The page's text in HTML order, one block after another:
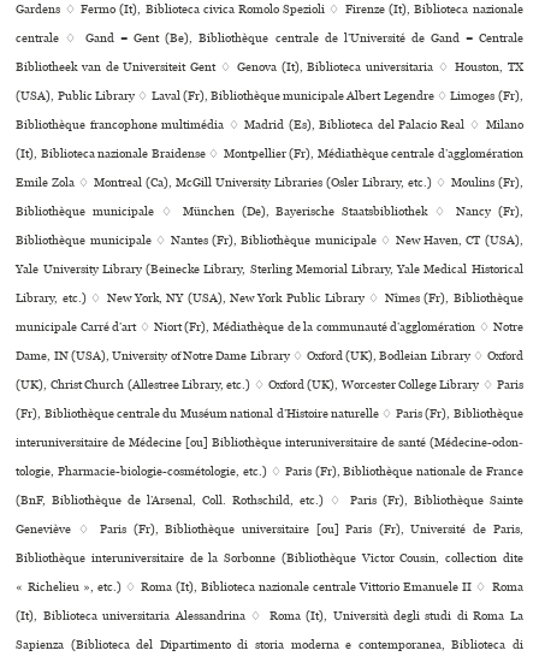
Gardens ♢ Fermo (It), Biblioteca civica Romolo Spezioli ♢ Firenze (It), Biblioteca nazio­nale
cen­trale ♢ Gand = Gent (Be), Bibliothèque centrale de l’Université de Gand = Centrale
Bibliotheek van de Universiteit Gent ♢ Genova (It), Biblioteca uni­ver­si­ta­ria ♢ Houston, TX
(USA), Public Library ♢ Laval (Fr), Bibliothèque muni­ci­pale Albert Legendre ♢ Limoges (Fr),
Bibliothèque fran­co­phone mul­ti­mé­dia ♢ Madrid (Es), Biblioteca del Palacio Real ♢ Milano
(It), Biblioteca nazio­nale Braidense ♢ Montpellier (Fr), Médiathèque cen­trale d’agglo­mé­ra­tion
Emile Zola ♢ Montreal (Ca), McGill University Libraries (Osler Library, etc.) ♢ Moulins (Fr),
Bibliothèque muni­ci­pale ♢ München (De), Bayerische Staatsbibliothek ♢ Nancy (Fr),
Bibliothèque muni­ci­pale ♢ Nantes (Fr), Bibliothèque muni­ci­pale ♢ New Haven, CT (USA),
Yale University Library (Beinecke Library, Sterling Memorial Library, Yale Medical Historical
Library, etc.) ♢ New York, NY (USA), New York Public Library ♢ Nîmes (Fr), Bibliothèque
muni­ci­pale Carré d’art ♢ Niort (Fr), Médiathèque de la com­mu­nauté d’agglo­mé­ra­tion ♢ Notre
Dame, IN (USA), University of Notre Dame Library ♢ Oxford (UK), Bodleian Library ♢ Oxford
(UK), Christ Church (Allestree Library, etc.) ♢ Oxford (UK), Worcester College Library ♢ Paris
(Fr), Bibliothèque cen­trale du Muséum natio­nal d’Histoire natu­relle ♢ Paris (Fr), Bibliothèque
inte­ru­ni­ver­si­taire de Médecine [ou] Bibliothèque inte­ru­ni­ver­si­taire de santé (Médecine-odon­
to­lo­gie, Pharmacie-bio­lo­gie-cos­mé­to­lo­gie, etc.) ♢ Paris (Fr), Bibliothèque nationale de France
(BnF, Bibliothèque de l’Arsenal, Coll. Rothschild, etc.) ♢ Paris (Fr), Bibliothèque Sainte
Geneviève ♢ Paris (Fr), Bibliothèque uni­ver­si­taire [ou] Paris (Fr), Université de Paris,
Bibliothèque inte­ru­ni­ver­si­taire de la Sorbonne (Bibliothèque Victor Cousin, collection dite
« Richelieu », etc.) ♢ Roma (It), Biblioteca nazio­nale cen­trale Vittorio Emanuele II ♢ Roma
(It), Biblioteca uni­ver­si­ta­ria Alessandrina ♢ Roma (It), Università degli studi di Roma La
Sapienza (Biblioteca del Dipartimento di storia moderna e contem­po­ra­nea, Biblioteca di